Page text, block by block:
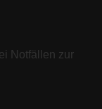
Notfällen zur